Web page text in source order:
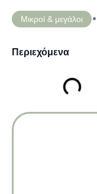
Μικροί & μεγάλοι •
Περιεχόμενα